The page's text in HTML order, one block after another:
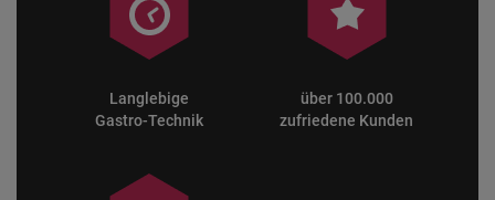
Langlebige
Gastro-Technik
über 100.000
zufriedene Kunden